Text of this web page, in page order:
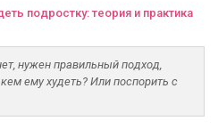
подростку: теория и практика
нужен правильный подход,
ему худеть? Или поспорить с